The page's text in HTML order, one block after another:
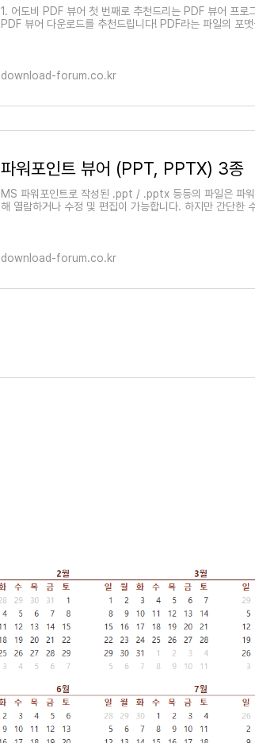
1. 어도비 PDF 뷰어 첫 번째로 추천드리는 PDF 뷰어 프로
PDF 뷰어 다운로드를 추천드립니다! PDF라는 파일의 포
download-forum.co.kr
파워포인트 뷰어 (PPT, PPTX) 3종
MS 파워포인트로 작성된 .ppt / .pptx 등등의 파일은 파
해 열람하거나 수정 및 편집이 가능합니다. 하지만 간단한
download-forum.co.kr